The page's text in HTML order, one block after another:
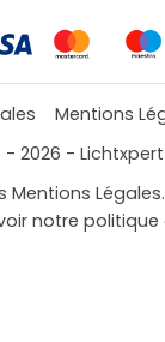
Mentions
- 2026 - Lichtxpert
notre